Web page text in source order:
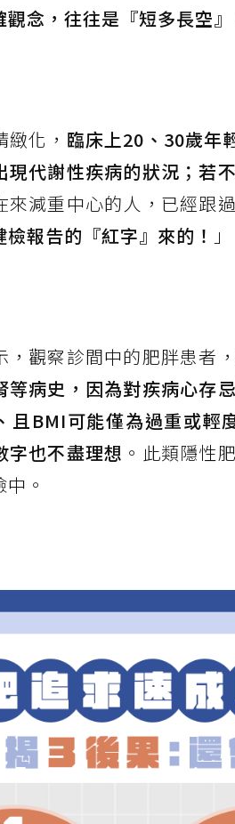
念，往往是『短多長空』
化， 臨床上20、30歲年
現代謝性疾病的狀況；若
來減重中心的人，已經跟
報告的『紅字』來的！ 」
，觀察診間中的肥胖患者
等病史，因為對疾病心存
且BMI可能僅為過重或輕
字也不盡理想 。此類隱性
。